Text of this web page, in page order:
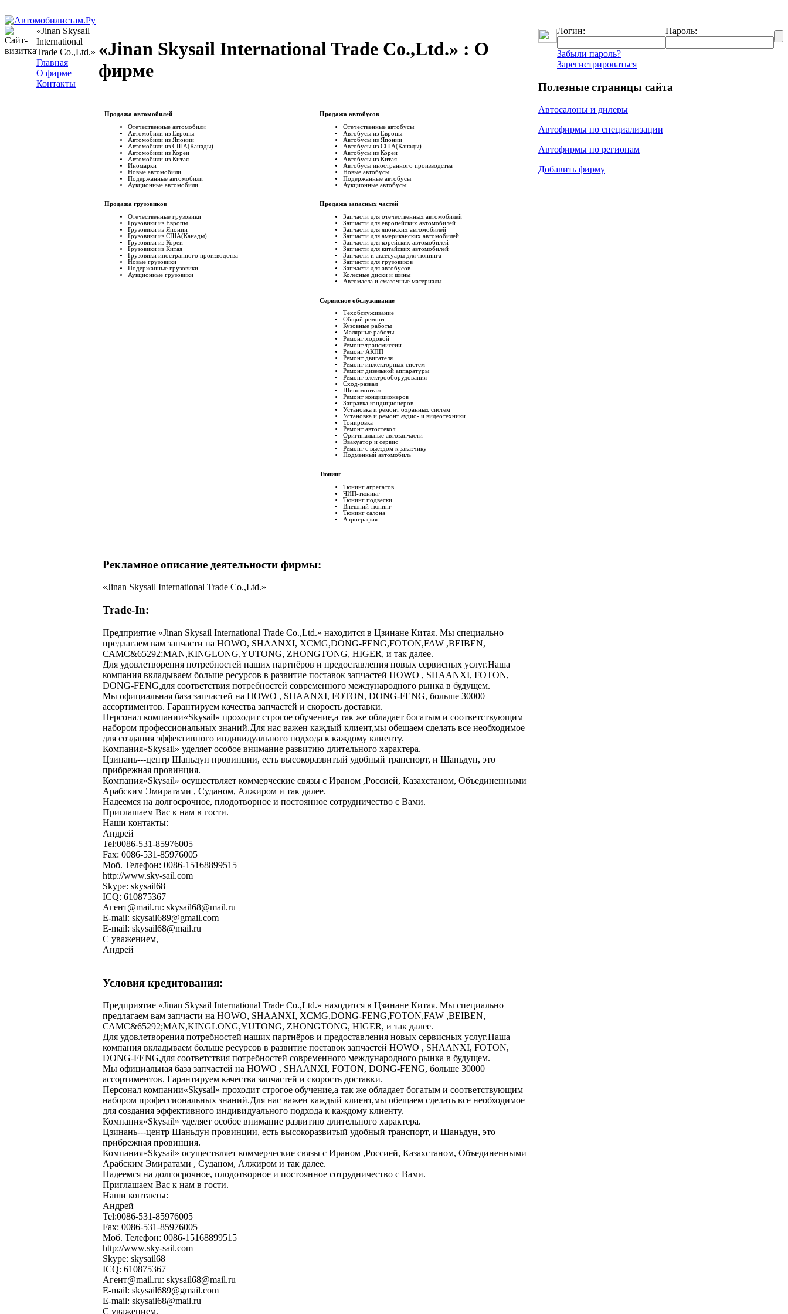
«Jinan Skysail
International
Trade Co.,Ltd.»
Главная
О фирме
Контакты
«Jinan Skysail International Trade Co.,Ltd.» : О
фирме
Продажа автомобилей
Отечественные автомобили
Автомобили из Европы
Автомобили из Японии
Автомобили из США(Канады)
Автомобили из Кореи
Автомобили из Китая
Иномарки
Новые автомобили
Подержанные автомобили
Аукционные автомобили
Продажа грузовиков
Отечественные грузовики
Грузовики из Европы
Грузовики из Японии
Грузовики из США(Канады)
Грузовики из Кореи
Грузовики из Китая
Грузовики иностранного производства
Новые грузовики
Подержанные грузовики
Аукционные грузовики
Продажа автобусов
Отечественные автобусы
Автобусы из Европы
Автобусы из Японии
Автобусы из США(Канады)
Автобусы из Кореи
Автобусы из Китая
Автобусы иностранного производства
Новые автобусы
Подержанные aвтобусы
Аукционные aвтобусы
Продажа запасных частей
Запчасти для отечественных автомобилей
Запчасти для европейских автомобилей
Запчасти для японских автомобилей
Запчасти для американских автомобилей
Запчасти для корейских автомобилей
Запчасти для китайских автомобилей
Запчасти и аксесуары для тюнинга
Запчасти для грузовиков
Запчасти для автобусов
Колесные диски и шины
Автомасла и смазочные материалы
Сервисное обслуживание
Техобслуживание
Общий ремонт
Кузовные работы
Малярные работы
Ремонт ходовой
Ремонт трансмиссии
Ремонт АКПП
Ремонт двигателя
Ремонт инжекторных систем
Ремонт дизельной аппаратуры
Ремонт электрооборудования
Сход-развал
Шиномонтаж
Ремонт кондиционеров
Заправка кондиционеров
Установка и ремонт охранных систем
Установка и ремонт аудио- и видеотехники
Тонировка
Ремонт автостекол
Оригинальные автозапчасти
Эвакуатор и сервис
Ремонт с выездом к заказчику
Подменный автомобиль
Тюнинг
Тюнинг агрегатов
ЧИП-тюнинг
Тюнинг подвески
Внешний тюнинг
Тюнинг салона
Аэрография
Рекламное описание деятельности фирмы:
«Jinan Skysail International Trade Co.,Ltd.»
Trade-In:
Предприятие «Jinan Skysail International Trade Co.,Ltd.» находится в Цзинане Китая. Мы специально
предлагаем вам запчасти на HOWO, SHAANXI, XCMG,DONG-FENG,FOTON,FAW ,BEIBEN,
САМС&65292;MAN,KINGLONG,YUTONG, ZHONGTONG, HIGER, и так далее.
Для удовлетворения потребностей наших партнёров и предоставления новых сервисных услуг.Наша
компания вкладываем больше ресурсов в развитие поставок запчастей HOWO , SHAANXI, FOTON,
DONG-FENG,для соответствия потребностей современного международного рынка в будущем.
Мы официальная база запчастей на HOWO , SHAANXI, FOTON, DONG-FENG, больше 30000
ассортиментов. Гарантируем качества запчастей и скорость доставки.
Персонал компании«Skysail» проходит строгое обучение,а так же обладает богатым и соответствующим
набором профессиональных знаний.Для нас важен каждый клиент,мы обещаем сделать все необходимое
для создания эффективного индивидуального подхода к каждому клиенту.
Компания«Skysail» уделяет особое внимание развитию длительного характера.
Цзинань---центр Шаньдун провинции, есть высокоразвитый удобный транспорт, и Шаньдун, это
прибрежная провинция.
Компания«Skysail» осуществляет коммерческие связы с Ираном ,Россией, Казахстаном, Объединенными
Арабским Эмиратами , Суданом, Алжиром и так далее.
Надеемся на долгосрочное, плодотворное и постоянное сотрудничество с Вами.
Приглашаем Вас к нам в гости.
Наши контакты:
Андрей
Tel:0086-531-85976005
Fax: 0086-531-85976005
Моб. Телефон: 0086-15168899515
http://www.sky-sail.com
Skype: skysail68
ICQ: 610875367
Агент@mail.ru: skysail68@mail.ru
E-mail: skysail689@gmail.com
E-mail: skysail68@mail.ru
С уважением,
Андрей
Условия кредитования:
Предприятие «Jinan Skysail International Trade Co.,Ltd.» находится в Цзинане Китая. Мы специально
предлагаем вам запчасти на HOWO, SHAANXI, XCMG,DONG-FENG,FOTON,FAW ,BEIBEN,
САМС&65292;MAN,KINGLONG,YUTONG, ZHONGTONG, HIGER, и так далее.
Для удовлетворения потребностей наших партнёров и предоставления новых сервисных услуг.Наша
компания вкладываем больше ресурсов в развитие поставок запчастей HOWO , SHAANXI, FOTON,
DONG-FENG,для соответствия потребностей современного международного рынка в будущем.
Мы официальная база запчастей на HOWO , SHAANXI, FOTON, DONG-FENG, больше 30000
ассортиментов. Гарантируем качества запчастей и скорость доставки.
Персонал компании«Skysail» проходит строгое обучение,а так же обладает богатым и соответствующим
набором профессиональных знаний.Для нас важен каждый клиент,мы обещаем сделать все необходимое
для создания эффективного индивидуального подхода к каждому клиенту.
Компания«Skysail» уделяет особое внимание развитию длительного характера.
Цзинань---центр Шаньдун провинции, есть высокоразвитый удобный транспорт, и Шаньдун, это
прибрежная провинция.
Компания«Skysail» осуществляет коммерческие связы с Ираном ,Россией, Казахстаном, Объединенными
Арабским Эмиратами , Суданом, Алжиром и так далее.
Надеемся на долгосрочное, плодотворное и постоянное сотрудничество с Вами.
Приглашаем Вас к нам в гости.
Наши контакты:
Андрей
Tel:0086-531-85976005
Fax: 0086-531-85976005
Моб. Телефон: 0086-15168899515
http://www.sky-sail.com
Skype: skysail68
ICQ: 610875367
Агент@mail.ru: skysail68@mail.ru
E-mail: skysail689@gmail.com
E-mail: skysail68@mail.ru
С уважением,
Логин: Пароль:
Забыли пароль?
Зарегистрироваться
Полезные страницы сайта
Автосалоны и дилеры
Автофирмы по специализации
Автофирмы по регионам
Добавить фирму